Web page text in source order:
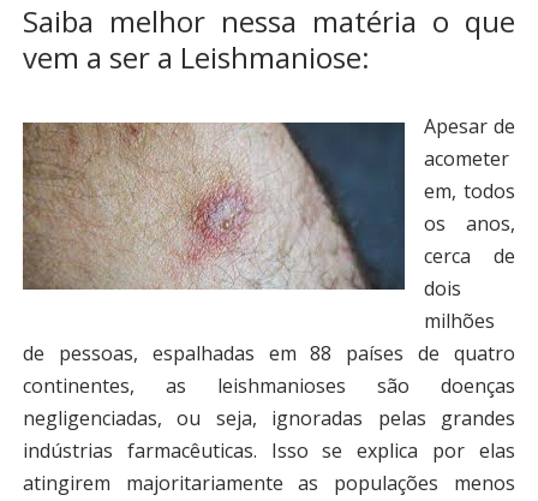
Saiba melhor nessa matéria o que
vem a ser a Leishmaniose:
Apesar de
acometer
em, todos
os anos,
cerca de
dois
milhões
de pessoas, espalhadas em 88 países de quatro
continentes, as leishmanioses são doenças
negligenciadas, ou seja, ignoradas pelas grandes
indústrias farmacêuticas. Isso se explica por elas
atingirem majoritariamente as populações menos